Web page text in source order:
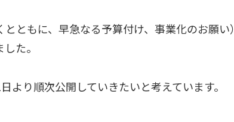
ともに、早急なる予算付け、事業化のお願い）
た。
より順次公開していきたいと考えています。